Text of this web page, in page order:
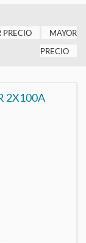
PRECIO
MAYOR
PRECIO
2X100A